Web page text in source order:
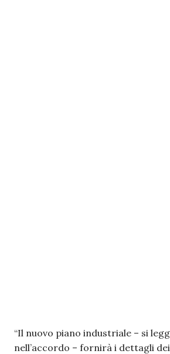
“Il nuovo piano industriale – si
nell’accordo – fornirà i dettagli